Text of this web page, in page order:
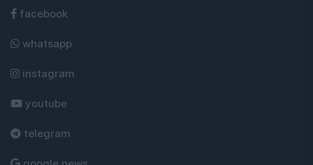
facebook
whatsapp
instagram
youtube
telegram